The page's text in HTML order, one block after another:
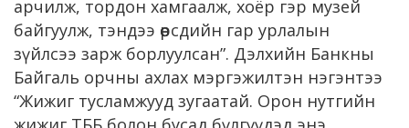
арчилж, тордон хамгаалж, хоёр гэр музей
байгуулж, тэндээ өөрсдийн гар урлалын
зүйлсээ зарж борлуулсан”. Дэлхийн Банкны
Байгаль орчны ахлах мэргэжилтэн нэгэнтээ
“Жижиг тусламжууд зугаатай. Орон нутгийн